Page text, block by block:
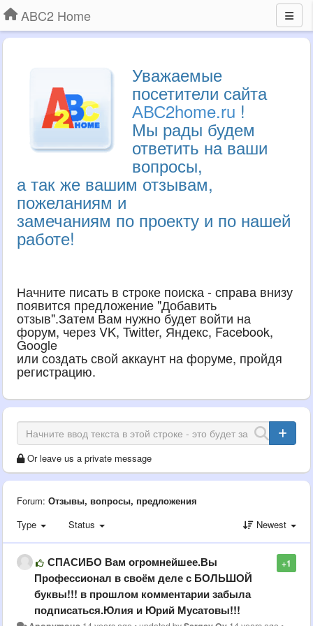
ABC2 Home
Уважаемые
посетители сайта
АВС2home.ru !
Мы рады будем
ответить на ваши
вопросы,
а так же вашим отзывам,
пожеланиям и
замечаниям по проекту и по нашей
работе!
Начните писать в строке поиска - справа внизу
появится предложение "Добавить
отзыв".Затем Вам нужно будет войти на
форум, через VK, Twitter, Яндекс, Facebook,
Google
или создать свой аккаунт на форуме, пройдя
регистрацию.
Or leave us a private message
Forum: Отзывы, вопросы, предложения
Type
Status Newest
+1
СПАСИБО Вам огромнейшее.Вы
Профессионал в своём деле с БОЛЬШОЙ
буквы!!! в прошлом комментарии забыла
подписаться.Юлия и Юрий Мусатовы!!!